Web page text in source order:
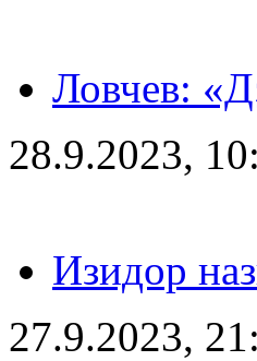
Ловчев:
28.9.2023,
Изидор
27.9.2023,